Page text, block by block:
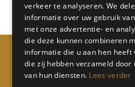
mi68 consulting
verkeer te analyseren. We
informatie over uw gebruik
met onze advertentie- en
die deze kunnen combineren
informatie die u aan hen
die zij hebben verzameld door
van hun diensten. Lees verder